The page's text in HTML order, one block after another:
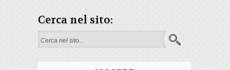
Cerca nel sito:
Form di ricerca